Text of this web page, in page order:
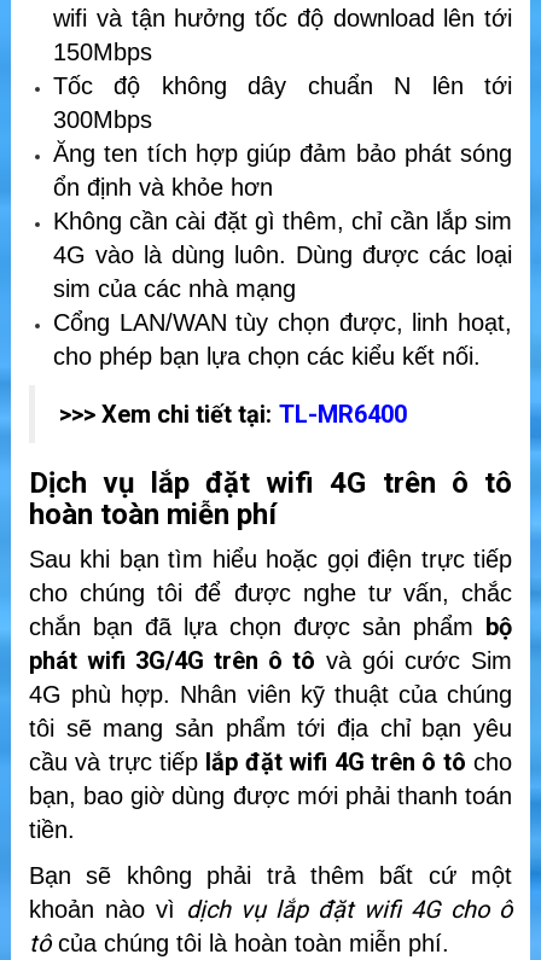
wifi và tận hưởng tốc độ download lên tới
150Mbps
Tốc độ không dây chuẩn N lên tới
300Mbps
Ăng ten tích hợp giúp đảm bảo phát sóng
ổn định và khỏe hơn
Không cần cài đặt gì thêm, chỉ cần lắp sim
4G vào là dùng luôn. Dùng được các loại
sim của các nhà mạng
Cổng LAN/WAN tùy chọn được, linh hoạt,
cho phép bạn lựa chọn các kiểu kết nối.
>>> Xem chi tiết tại: TL-MR6400
Dịch vụ lắp đặt wifi 4G trên ô tô
hoàn toàn miễn phí
Sau khi bạn tìm hiểu hoặc gọi điện trực tiếp
cho chúng tôi để được nghe tư vấn, chắc
chắn bạn đã lựa chọn được sản phẩm bộ
phát wifi 3G/4G trên ô tô và gói cước Sim
4G phù hợp. Nhân viên kỹ thuật của chúng
tôi sẽ mang sản phẩm tới địa chỉ bạn yêu
cầu và trực tiếp lắp đặt wifi 4G trên ô tô cho
bạn, bao giờ dùng được mới phải thanh toán
tiền.
Bạn sẽ không phải trả thêm bất cứ một
khoản nào vì dịch vụ lắp đặt wifi 4G cho ô
tôcủa chúng tôi là hoàn toàn miễn phí.